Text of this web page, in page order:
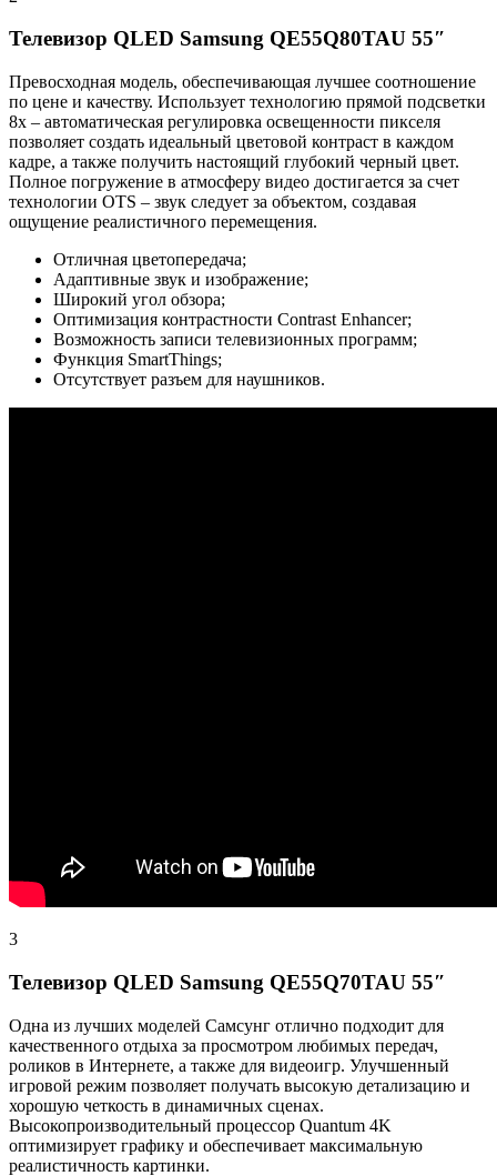
Телевизор QLED Samsung QE55Q80TAU 55″
Превосходная модель, обеспечивающая лучшее соотношение
по цене и качеству. Использует технологию прямой подсветки
8x – автоматическая регулировка освещенности пикселя
позволяет создать идеальный цветовой контраст в каждом
кадре, а также получить настоящий глубокий черный цвет.
Полное погружение в атмосферу видео достигается за счет
технологии OTS – звук следует за объектом, создавая
ощущение реалистичного перемещения.
Отличная цветопередача;
Адаптивные звук и изображение;
Широкий угол обзора;
Оптимизация контрастности Contrast Enhancer;
Возможность записи телевизионных программ;
Функция SmartThings;
Отсутствует разъем для наушников.
3
Телевизор QLED Samsung QE55Q70TAU 55″
Одна из лучших моделей Самсунг отлично подходит для
качественного отдыха за просмотром любимых передач,
роликов в Интернете, а также для видеоигр. Улучшенный
игровой режим позволяет получать высокую детализацию и
хорошую четкость в динамичных сценах.
Высокопроизводительный процессор Quantum 4K
оптимизирует графику и обеспечивает максимальную
реалистичность картинки.